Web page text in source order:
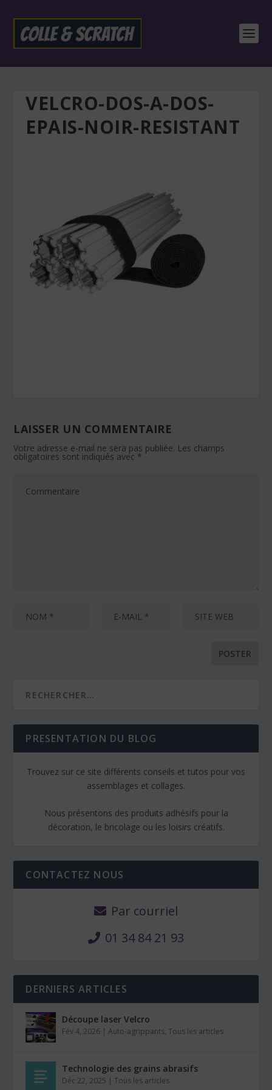
VELCRO-DOS-A-DOS-
EPAIS-NOIR-RESISTANT
LAISSER UN COMMENTAIRE
Votre adresse e-mail ne sera pas publiée. Les champs
obligatoires sont indiqués avec *
PRESENTATION DU BLOG
Trouvez sur ce site différents conseils et tutos pour vos
assemblages et collages.
Nous présentons des produits adhésifs pour la
décoration, le bricolage ou les loisirs créatifs.
CONTACTEZ NOUS
Par courriel
01 34 84 21 93
DERNIERS ARTICLES
Découpe laser Velcro
Fév 4, 2026 |Auto-agrippants,Tous les articles
Technologie des grains abrasifs
Déc 22, 2025 |Tous les articles